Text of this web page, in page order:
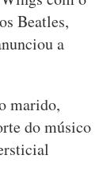
Beatles,
a
marido,
do músico